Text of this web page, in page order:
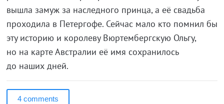
вышла замуж за наследного принца, а её свадьба
проходила в Петергофе. Сейчас мало кто помнил бы
эту историю и королеву Вюртембергскую Ольгу,
но на карте Австралии её имя сохранилось
до наших дней.
4 comments